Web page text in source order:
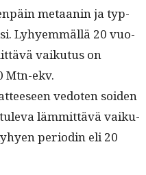
metaanin ja typ­
Lyhyem­mäl­lä 20 vuo­
vaiku­tus on
Mtn-ekv.
vedoten soiden
läm­mit­tävä vaiku­
peri­odin eli 20